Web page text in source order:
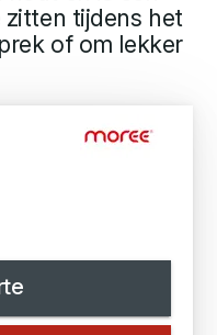
tijdens het
of om lekker